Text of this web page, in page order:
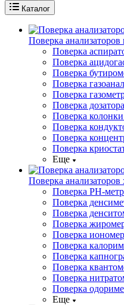
Каталог
Поверка анализаторов
Поверка
Поверка
Поверка
Поверка
Поверка
Поверка дозатора
Поверка
Поверка
Поверка
Поверка
Еще
Поверка анализаторов
Поверка PH-
Поверка
Поверка
Поверка
Поверка
Поверка
Поверка
Поверка
Поверка
Поверка
Еще